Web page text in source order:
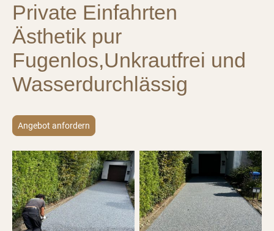
Private Einfahrten
Ästhetik pur
Fugenlos,Unkrautfrei und
Wasserdurchlässig
Angebot anfordern